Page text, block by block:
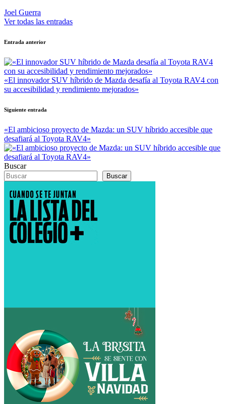
Joel Guerra
Ver todas las entradas
Navegación
de
entradas
Entrada anterior
«El innovador SUV híbrido de Mazda desafía al Toyota RAV4 con
su accesibilidad y rendimiento mejorados»
Siguiente entrada
«El ambicioso proyecto de Mazda: un SUV híbrido accesible que
desafiará al Toyota RAV4»
Buscar
Buscar